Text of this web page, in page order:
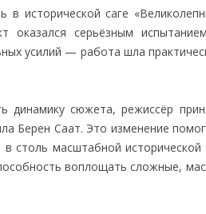
в исторической саге
оказался серьёзным
усилий — работа шла
динамику сюжета, режиссёр
Берен Саат. Это изменение
столь масштабной
воплощать сложные,